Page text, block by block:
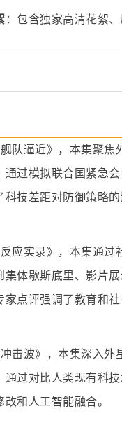
爆
：包含独家高清花絮
队逼近》，本集聚焦
通过模拟联合国紧急
科技差距对防御策略
应实录》，本集通过
集体歇斯底里、影片
家点评强调了教育和
击波》，本集深入外
通过对比人类现有科
改和人工智能融合。